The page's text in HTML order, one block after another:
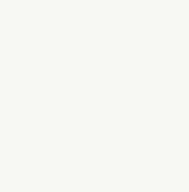
הבשר, אופן האריזה ותהליך